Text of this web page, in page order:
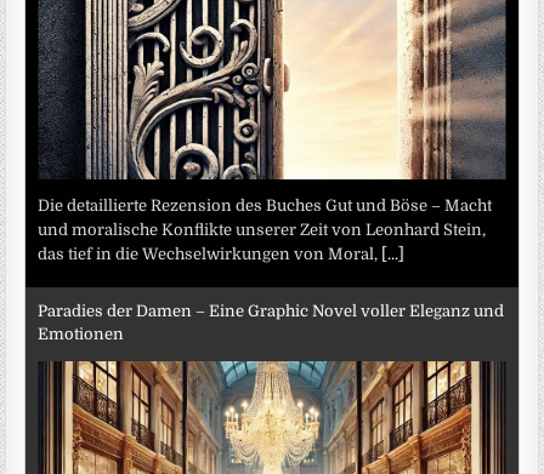
Die detaillierte Rezension des Buches Gut und Böse – Macht
und moralische Konflikte unserer Zeit von Leonhard Stein,
das tief in die Wechselwirkungen von Moral, [...]
Paradies der Damen – Eine Graphic Novel voller Eleganz und
Emotionen